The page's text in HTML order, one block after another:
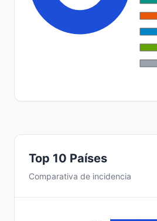
Top 10 Países
Comparativa de incidencia